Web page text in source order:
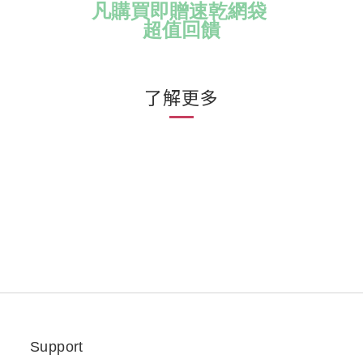
凡購買即贈速乾網袋
超值回饋
了解更多
Support